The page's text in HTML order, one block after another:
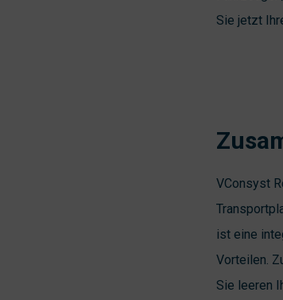
Sie jetzt
VConsyst
ist eine
Vorteilen.
Sie leeren